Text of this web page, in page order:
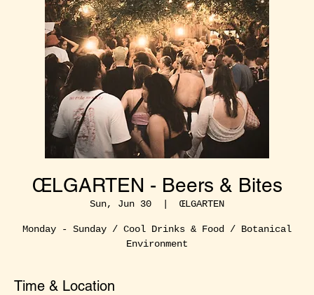
ŒLGARTEN - Beers & Bites
Sun, Jun 30
  |
ŒLGARTEN
Monday - Sunday / Cool Drinks & Food / Botanical
Environment
Time & Location